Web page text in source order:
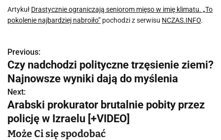
Artykuł Drastycznie ograniczają seniorom mięso w imię klimatu. „To
pokolenie najbardziej nabroiło” pochodzi z serwisu NCZAS.INFO.
N
a
w
i
g
Previous:
Czy nadchodzi polityczne trzęsienie ziemi?
Najnowsze wyniki dają do myślenia
Next:
Arabski prokurator brutalnie pobity przez
policję w Izraelu [+VIDEO]
Może Ci się spodobać